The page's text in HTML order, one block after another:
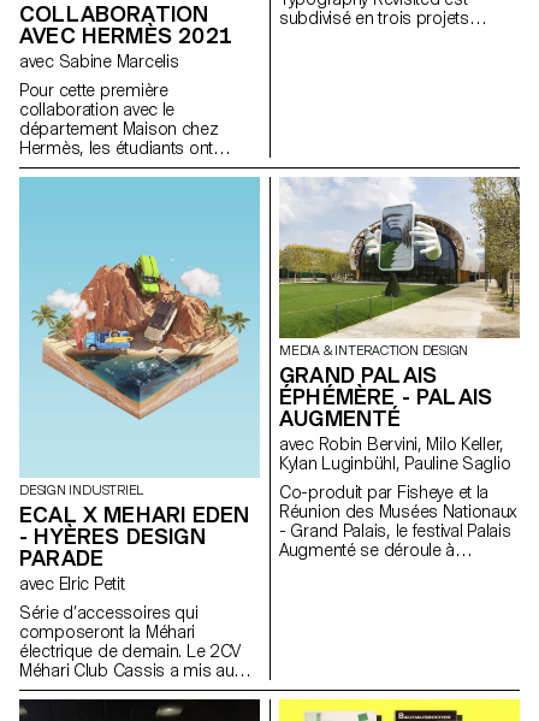
processus en documentant
inspiration directe pour leur
design.
COLLABORATION
AVEC HERMÈS 2021
avec Sabine Marcelis
Pour cette première
collaboration avec le
département Maison chez
Hermès, les étudiants ont
travaillé sur le thème du miroir,
subdivisé en trois projets
création du FNS.
DESIGN INDUSTRIEL
ECAL X MEHARI EDEN
- HYÈRES DESIGN
PARADE
avec Elric Petit
Série d’accessoires qui
composeront la Méhari
électrique de demain. Le 2CV
Méhari Club Cassis a mis au
point une version électrique de
l’iconique Citroën sortie en
MEDIA & INTERACTION DESIGN
GRAND PALAIS
ÉPHÉMÈRE - PALAIS
AUGMENTÉ
avec Robin Bervini, Milo Keller,
Kylan Luginbühl, Pauline Saglio
Co-produit par Fisheye et la
Réunion des Musées Nationaux
- Grand Palais, le festival Palais
Augmenté se déroule à
sur la façade du Grand Palais